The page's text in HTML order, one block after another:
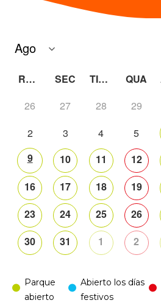
REGALO SEC TIENEN QUA
26
27 28 29
2
3 4 5
9
10 11 12
16
17 18 19
23
24 25 26
30
31 1 2
Parque
abierto
Abierto los días
festivos